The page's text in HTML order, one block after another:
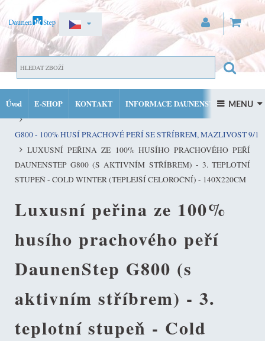
PŘIHLÁSIT SE
Úvod E-SHOP KONTAKT INFORMACE DAUNENSTEP
FACEBOOK INSTAGRAM
 MENU 
DOMŮ
KVALITNÍ PEŘINY ZE 100% PRACHOVÉHO PEŘÍ DAUNENSTEP
G800 - 100% HUSÍ PRACHOVÉ PEŘÍ SE STŘÍBREM, MAZLIVOST 9/10
LUXUSNÍ PEŘINA ZE 100% HUSÍHO PRACHOVÉHO PEŘÍ
DAUNENSTEP G800 (S AKTIVNÍM STŘÍBREM) - 3. TEPLOTNÍ
STUPEŇ - COLD WINTER (TEPLEJŠÍ CELOROČNÍ) - 140X220CM
Luxusní peřina ze 100%
husího prachového peří
DaunenStep G800 (s
aktivním stříbrem) - 3.
teplotní stupeň - Cold